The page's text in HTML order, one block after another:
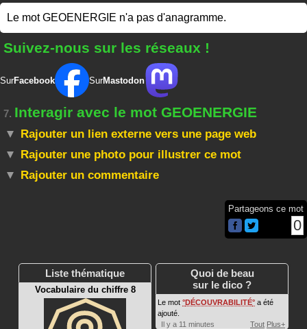
Le mot GEOENERGIE n'a pas d'anagramme.
Suivez-nous sur les réseaux !
SurFacebook SurMastodon
7. Interagir avec le mot GEOENERGIE
Rajouter un lien externe vers une page web
Rajouter une photo pour illustrer ce mot
Rajouter un commentaire
Partageons ce mot
0
Liste thématique
Vocabulaire du chiffre 8
Quoi de beau
sur le dico ?
Le mot DÉCOUVRABILITÉ a été
ajouté.
Il y a 11 minutes
Tout Plus+